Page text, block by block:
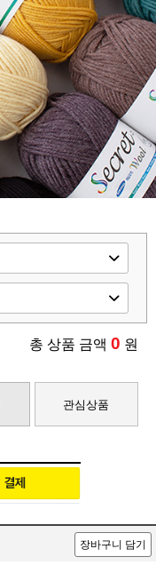
총 상품 금액 0 원
관심상품
장바구니 담기